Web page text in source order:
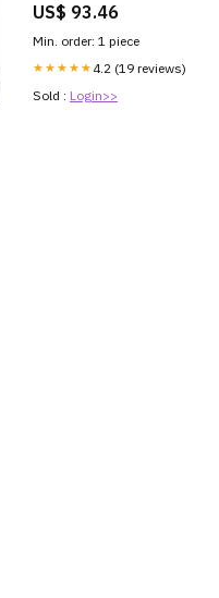
US$ 93.46
Min. order: 1 piece
★★★★★ 4.2 (19 reviews)
Sold : Login>>